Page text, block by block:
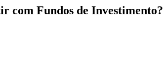
com Fundos de Investimento?